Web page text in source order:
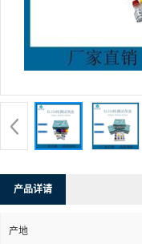
产品详请
产地